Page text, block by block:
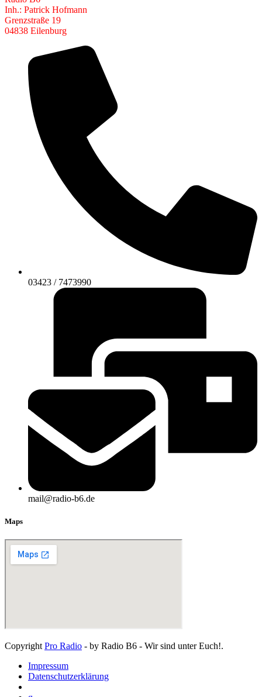
Inh.: Patrick Hofmann
Grenzstraße 19
04838 Eilenburg
03423 / 7473990
mail@radio-b6.de
Maps
CopyrightPro Radio - by Radio B6 - Wir sind unter Euch!.
Impressum
Datenschutzerklärung